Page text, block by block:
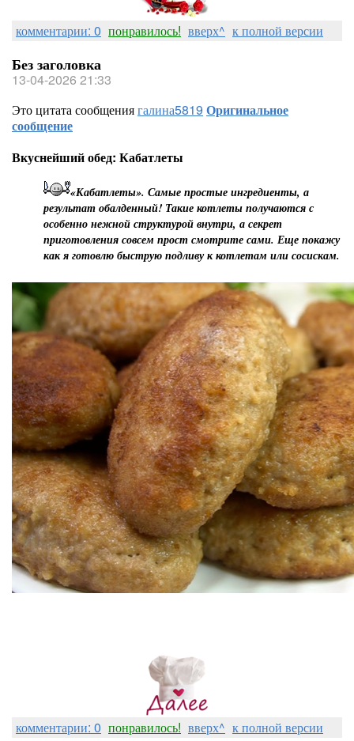
комментарии: 0 понравилось! вверх^ к полной версии
Без заголовка
13-04-2026 21:33
Это цитата сообщениягалина5819 Оригинальное
сообщение
Вкуснейший обед: Кабатлеты
«Кабатлеты». Самые простые ингредиенты, а
результат обалденный! Такие котлеты получаются с
особенно нежной структурой внутри, а секрет
приготовления совсем прост смотрите сами. Еще покажу
как я готовлю быструю подливу к котлетам или сосискам.
комментарии: 0 понравилось! вверх^ к полной версии